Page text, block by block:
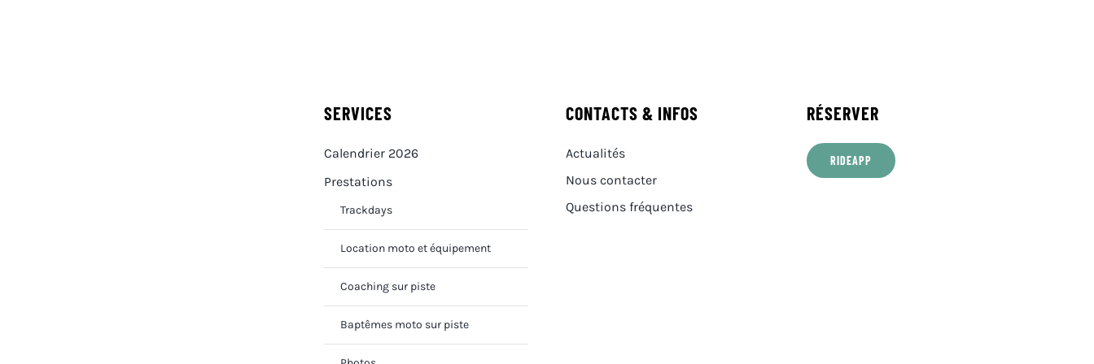
SERVICES
Calendrier 2026
Prestations
Trackdays
Location moto et équipement
Coaching sur piste
Baptêmes moto sur piste
CONTACTS & INFOS
Actualités
Nous contacter
Questions fréquentes
RÉSERVER
RIDEAPP